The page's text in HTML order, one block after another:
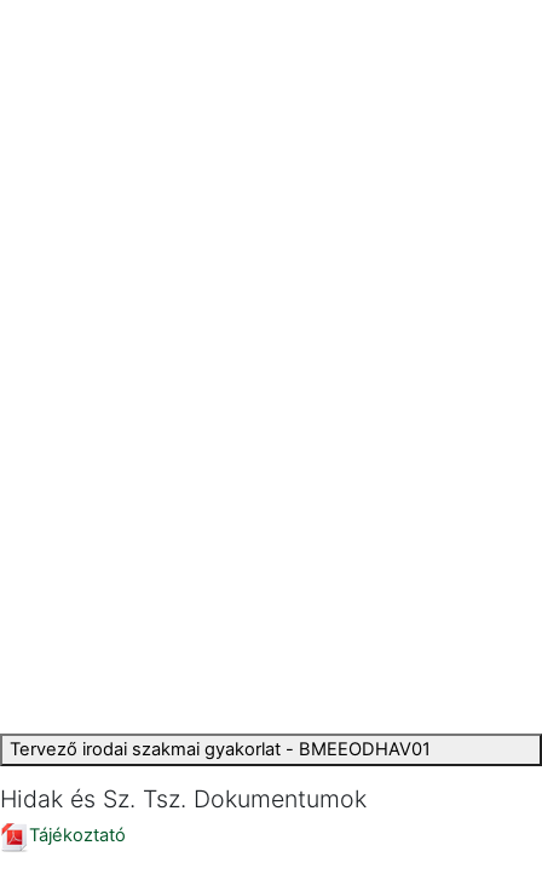
Tervező irodai szakmai gyakorlat - BMEEODHAV01
Hidak és Sz. Tsz. Dokumentumok
Tájékoztató